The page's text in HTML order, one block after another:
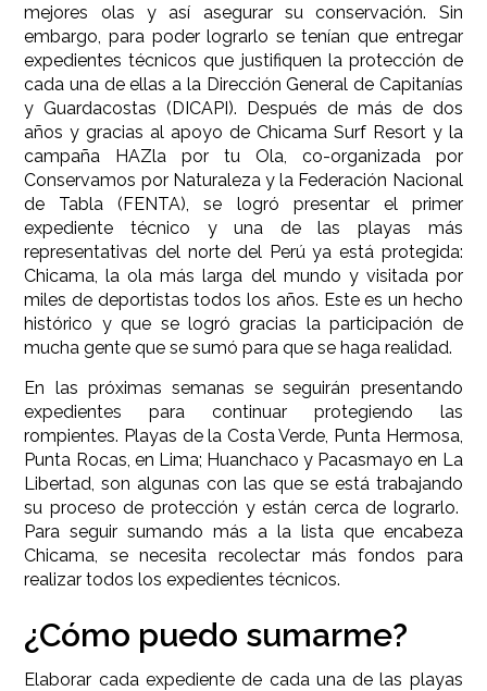
mejores olas y así asegurar su conservación. Sin
embargo, para poder lograrlo se tenían que entregar
expedientes técnicos que justifiquen la protección de
cada una de ellas a la Dirección General de Capitanías
y Guardacostas (DICAPI). Después de más de dos
años y gracias al apoyo de Chicama Surf Resort y la
campaña HAZla por tu Ola, co-organizada por
Conservamos por Naturaleza y la Federación Nacional
de Tabla (FENTA), se logró presentar el primer
expediente técnico y una de las playas más
representativas del norte del Perú ya está protegida:
Chicama, la ola más larga del mundo y visitada por
miles de deportistas todos los años. Este es un hecho
histórico y que se logró gracias la participación de
mucha gente que se sumó para que se haga realidad.
En las próximas semanas se seguirán presentando
expedientes para continuar protegiendo las
rompientes. Playas de la Costa Verde, Punta Hermosa,
Punta Rocas, en Lima; Huanchaco y Pacasmayo en La
Libertad, son algunas con las que se está trabajando
su proceso de protección y están cerca de lograrlo.
Para seguir sumando más a la lista que encabeza
Chicama, se necesita recolectar más fondos para
realizar todos los expedientes técnicos.
¿Cómo puedo sumarme?
Elaborar cada expediente de cada una de las playas